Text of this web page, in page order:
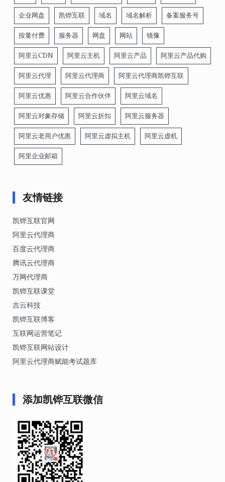
企业网盘 凯铧互联 域名 域名解析 备案服务号
按量付费 服务器 网盘 网站 镜像
阿里云CDN 阿里云主机 阿里云产品 阿里云产品代购
阿里云代理 阿里云代理商 阿里云代理商凯铧互联
阿里云优惠 阿里云合作伙伴 阿里云域名
阿里云对象存储 阿里云折扣 阿里云服务器
阿里云老用户优惠 阿里云虚拟主机 阿里云虚机
阿里企业邮箱
友情链接
凯铧互联官网
阿里云代理商
百度云代理商
腾讯云代理商
万网代理商
凯铧互联课堂
吉云科技
凯铧互联博客
互联网运营笔记
凯铧互联网站设计
阿里云代理商赋能考试题库
添加凯铧互联微信